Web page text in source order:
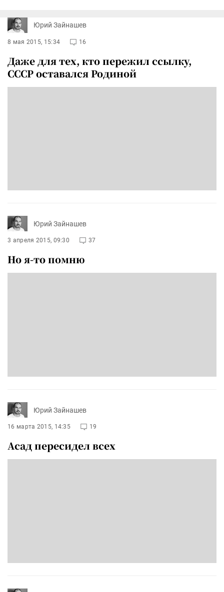
Юрий Зайнашев
8 мая 2015, 15:34 16
Даже для тех, кто пережил ссылку,
CCCР оставался Родиной
Юрий Зайнашев
3 апреля 2015, 09:30 37
Но я-то помню
Юрий Зайнашев
16 марта 2015, 14:35 19
Асад пересидел всех